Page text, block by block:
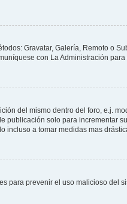
Gravatar, Galería, Remoto o
con La Administración
del mismo dentro del foro, e.j.
publicación solo para incrementar
a tomar medidas mas
para prevenir el uso malicioso del